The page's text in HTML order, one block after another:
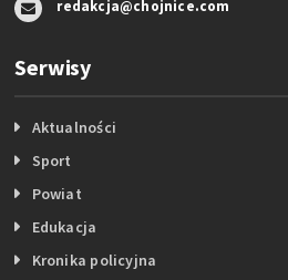
redakcja@chojnice.com
Serwisy
Aktualności
Sport
Powiat
Edukacja
Kronika policyjna